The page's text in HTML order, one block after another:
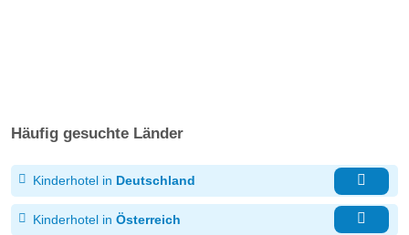
Häufig gesuchte Länder
Kinderhotel in Deutschland
Kinderhotel in Österreich